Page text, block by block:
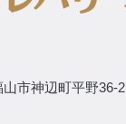
市神辺町平野36-2